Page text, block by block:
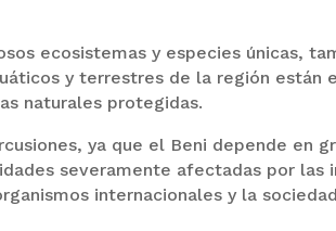
ecosistemas y especies únicas,
y terrestres de la región están
naturales protegidas.
ya que el Beni depende en
severamente afectadas por las
internacionales y la